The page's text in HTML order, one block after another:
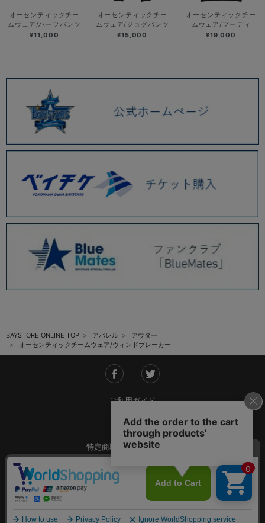
オーセンティックチー
ムウェア/ハーフパンツ
¥11,000
オーセンティックチー
ムウェア/ジョグパンツ
¥15,000
オーセンティックチー
ムウェア/フーディ
¥19,000
BAYSTORE ONLINE TOP アパレル
アウター
オーセンティックチームウェア/ウィンドブレーカー
ご利用ガイド
会社概要
特定商取引法に基づく表記
ご利用規約
Copyright © YOKOHAMA DeNA BAYSTARS All Rights Reserved.